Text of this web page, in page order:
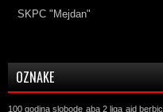
SKPC "Mejdan"
OZNAKE
100 godina slobode aba 2 liga aid berbic